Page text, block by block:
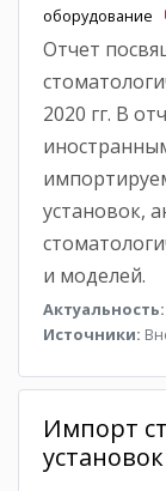
оборудование
Отчет
2020 гг. В
установок,
и моделей.
Актуальность:
Источники:
Импорт